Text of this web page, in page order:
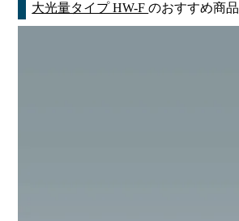
大光量タイプ HW-Fのおすすめ商品